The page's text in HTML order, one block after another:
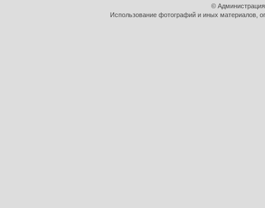
©
Использование фотографий и иных материалов,